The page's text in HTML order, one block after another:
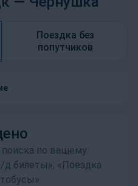
Поездка без
попутчиков
по вашему
билеты», «Поездка